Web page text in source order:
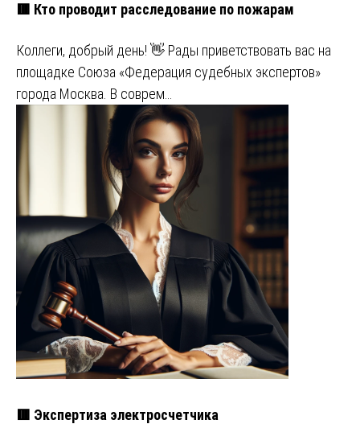
🟥 Кто проводит расследование по пожарам
Коллеги, добрый день! 👋 Рады приветствовать вас на
площадке Союза «Федерация судебных экспертов»
города Москва. В соврем…
🟥 Экспертиза электросчетчика